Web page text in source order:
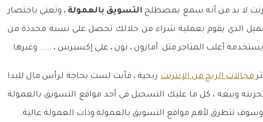
لا بد من أنه سمع بمصطلح التسويق بالعمولة ، وتعني باختصار
الذي يقوم بعملية شراء من خلالك تحصل على نسبة محددة من
يستخدمه أغلب المتاجر مثل: أمازون ، نون ، علي إكسبرس ، ..... وغيرها.
مجالات الربح من الإنترنتربحية ، فأنت لست بحاجة لرأس مال للبدا
وبيعه ، كل ما عليك التسجيل في أحد مواقع التسويق بالعمولة
، وسوف نتطرق لأهم مواقع التسويق بالعمولة وذات العمولة عالية.